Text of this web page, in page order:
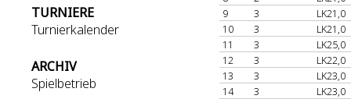
TURNIERE
Turnierkalender
ARCHIV
Spielbetrieb
9
3
LK21,0
10
3
LK21,0
11
3
LK25,0
12
3
LK22,0
13
3
LK23,0
14
3
LK23,0